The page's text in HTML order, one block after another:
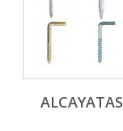
ALCAYATAS